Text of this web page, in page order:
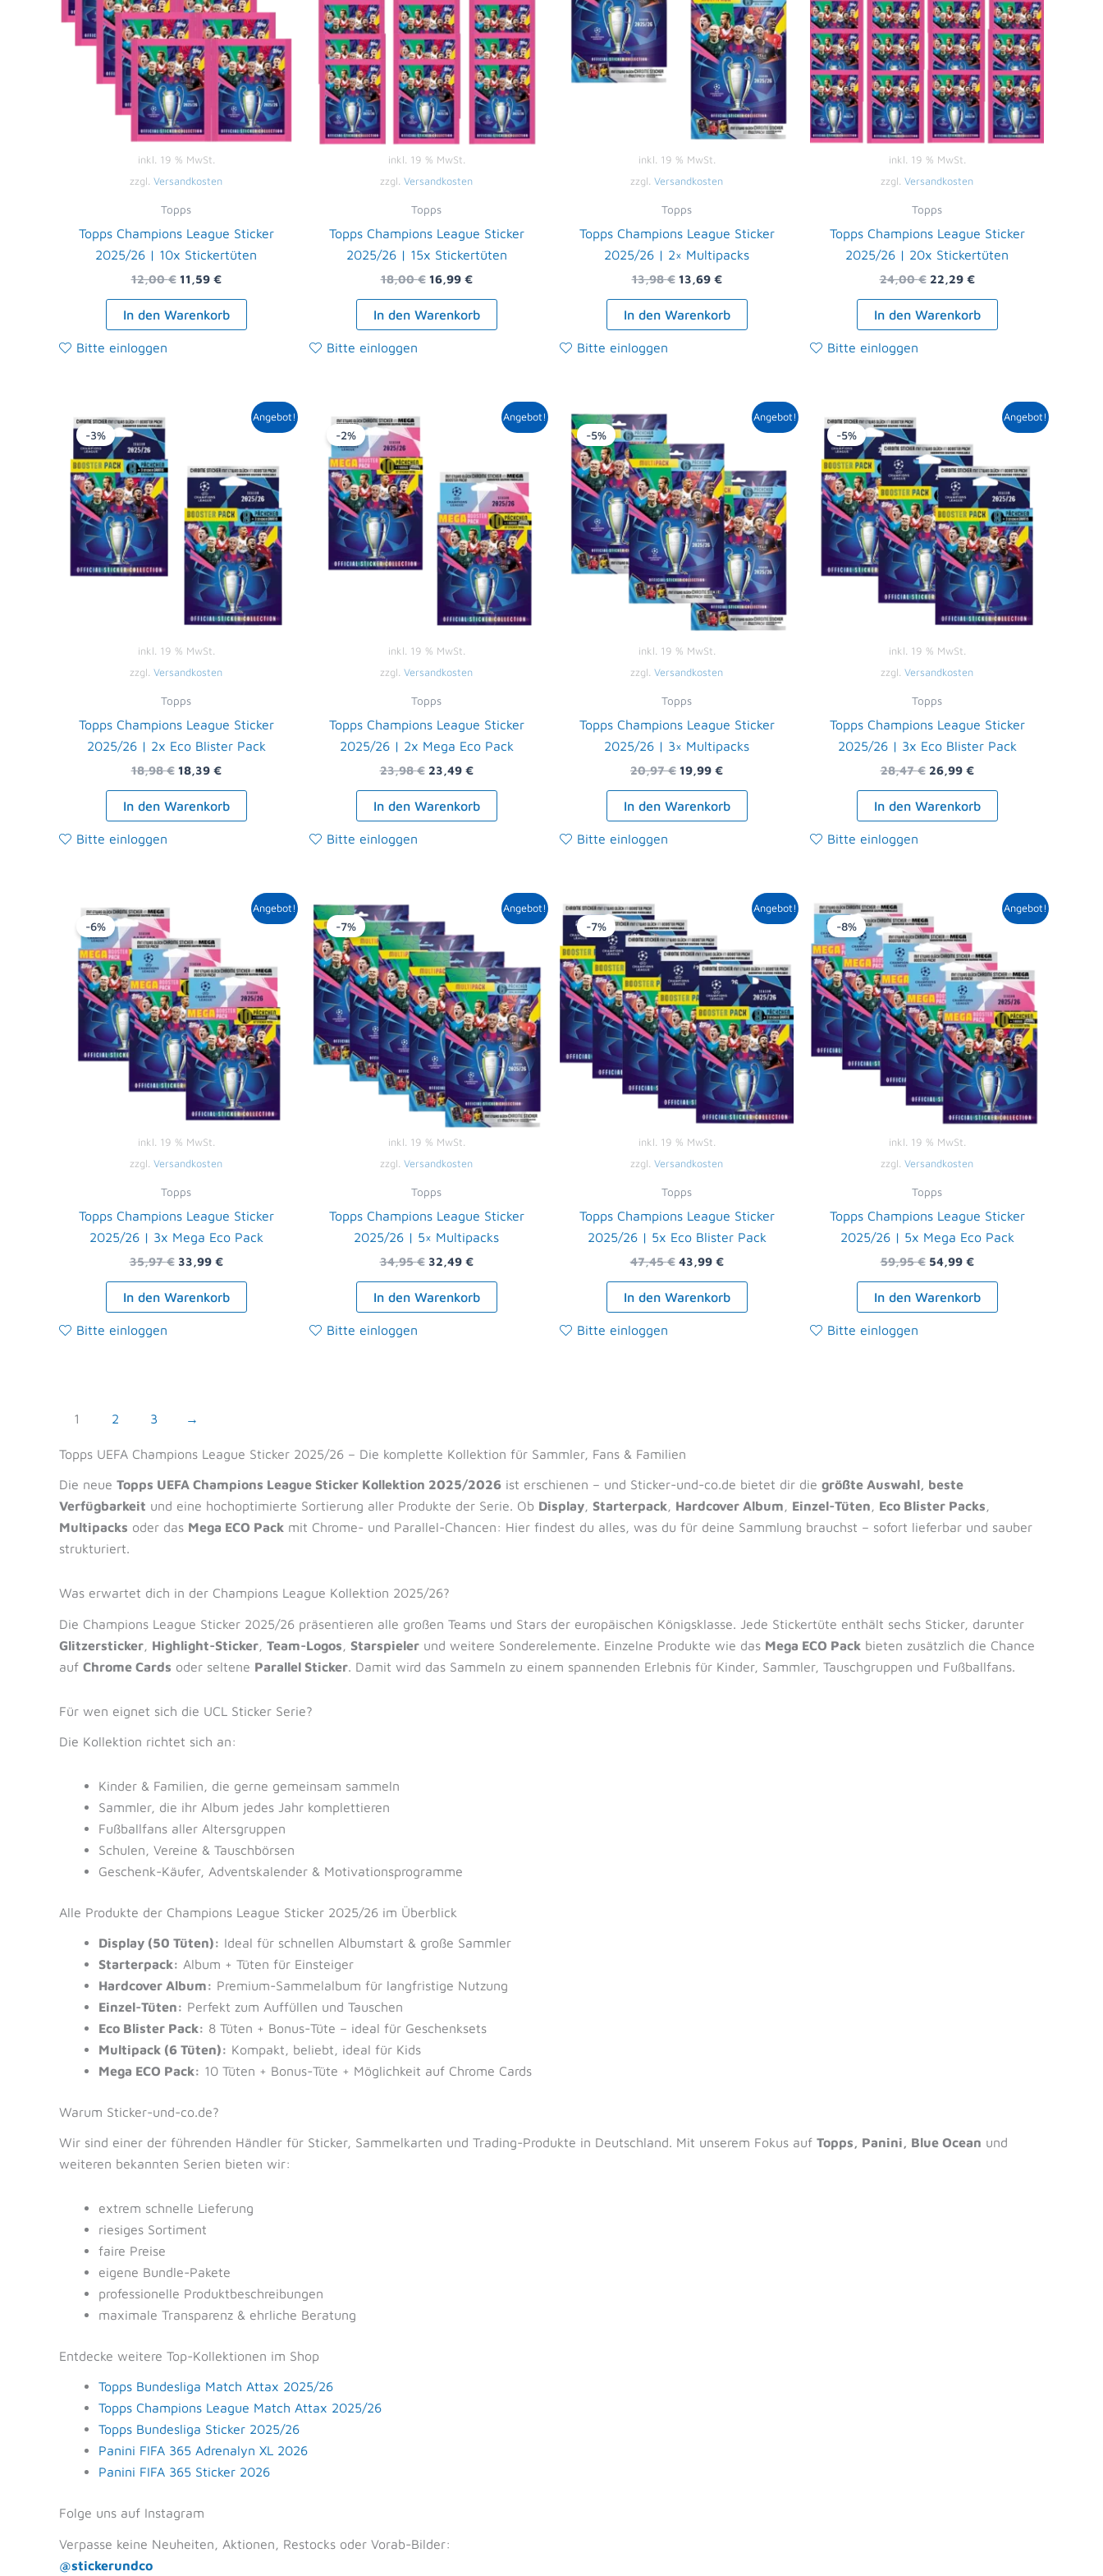
inkl. 19 % MwSt.
zzgl. Versandkosten
Topps
Topps Champions League Sticker
2025/26 | 10x Stickertüten
12,00€ 11,59 €
In den Warenkorb
Bitte einloggen
inkl. 19 % MwSt.
zzgl. Versandkosten
Topps
Topps Champions League Sticker
2025/26 | 15x Stickertüten
18,00€ 16,99 €
In den Warenkorb
Bitte einloggen
inkl. 19 % MwSt.
zzgl. Versandkosten
Topps
Topps Champions League Sticker
2025/26 | 2× Multipacks
13,98€ 13,69 €
In den Warenkorb
Bitte einloggen
inkl. 19 % MwSt.
zzgl. Versandkosten
Topps
Topps Champions League Sticker
2025/26 | 20x Stickertüten
24,00€ 22,29 €
In den Warenkorb
Bitte einloggen
Angebot!
-3%
inkl. 19 % MwSt.
zzgl. Versandkosten
Topps
Topps Champions League Sticker
2025/26 | 2x Eco Blister Pack
18,98€
Ursprünglicher
18,39 €
Aktueller
In den Warenkorb
Bitte einloggen
Angebot!
-2%
inkl. 19 % MwSt.
zzgl. Versandkosten
Topps
Topps Champions League Sticker
2025/26 | 2x Mega Eco Pack
23,98€
Ursprünglicher
23,49 €
Aktueller
In den Warenkorb
Bitte einloggen
Angebot!
-5%
inkl. 19 % MwSt.
zzgl. Versandkosten
Topps
Topps Champions League Sticker
2025/26 | 3× Multipacks
20,97€
Ursprünglicher
war:
20,97 €
19,99 €
Aktueller
ist:
19,99 €.
In den Warenkorb
Bitte einloggen
Angebot!
-5%
inkl. 19 % MwSt.
zzgl. Versandkosten
Topps
Topps Champions League Sticker
2025/26 | 3x Eco Blister Pack
28,47€
Ursprünglicher
war:
28,47 €
26,99 €
Aktueller
ist:
26,99 €.
In den Warenkorb
Bitte einloggen
Angebot!
-6%
inkl. 19 % MwSt.
zzgl. Versandkosten
Topps
Topps Champions League Sticker
2025/26 | 3x Mega Eco Pack
35,97€
Ursprünglicher
35,97 €
33,99 €
Aktueller
In den Warenkorb
Bitte einloggen
Angebot!
-7%
inkl. 19 % MwSt.
zzgl. Versandkosten
Topps
Topps Champions League Sticker
2025/26 | 5× Multipacks
34,95€
Ursprünglicher
Preis
war:
34,95 €
32,49 €
Aktueller
ist:
32,49 €.
In den Warenkorb
Bitte einloggen
Angebot!
-7%
inkl. 19 % MwSt.
zzgl. Versandkosten
Topps
Topps Champions League Sticker
2025/26 | 5x Eco Blister Pack
47,45€
Ursprünglicher
Preis
war:
47,45 €
43,99 €
Aktueller
43,99 €.
In den Warenkorb
Bitte einloggen
Angebot!
-8%
inkl. 19 % MwSt.
zzgl. Versandkosten
Topps
Topps Champions League Sticker
2025/26 | 5x Mega Eco Pack
59,95€
Ursprünglicher
Preis
war:
59,95 €
54,99 €
Aktueller
In den Warenkorb
Bitte einloggen
1 2 3 →
Topps UEFA Champions League Sticker 2025/26 – Die komplette Kollektion für Sammler, Fans & Familien
Die neue Topps UEFA Champions League Sticker Kollektion 2025/2026 ist erschienen – und Sticker-und-co.de bietet dir die größte Auswahl, beste
Verfügbarkeit und eine hochoptimierte Sortierung aller Produkte der Serie. Ob Display, Starterpack, Hardcover Album, Einzel-Tüten, Eco Blister Packs,
Multipacks oder das Mega ECO Pack mit Chrome- und Parallel-Chancen: Hier findest du alles, was du für deine Sammlung brauchst – sofort lieferbar und sauber
strukturiert.
Was erwartet dich in der Champions League Kollektion 2025/26?
Die Champions League Sticker 2025/26 präsentieren alle großen Teams und Stars der europäischen Königsklasse. Jede Stickertüte enthält sechs Sticker, darunter
Glitzersticker, Highlight-Sticker, Team-Logos, Starspieler und weitere Sonderelemente. Einzelne Produkte wie das Mega ECO Pack bieten zusätzlich die Chance
auf Chrome Cards oder seltene Parallel Sticker. Damit wird das Sammeln zu einem spannenden Erlebnis für Kinder, Sammler, Tauschgruppen und Fußballfans.
Für wen eignet sich die UCL Sticker Serie?
Die Kollektion richtet sich an:
Kinder & Familien, die gerne gemeinsam sammeln
Sammler, die ihr Album jedes Jahr komplettieren
Fußballfans aller Altersgruppen
Schulen, Vereine & Tauschbörsen
Geschenk-Käufer, Adventskalender & Motivationsprogramme
Alle Produkte der Champions League Sticker 2025/26 im Überblick
Display (50 Tüten): Ideal für schnellen Albumstart & große Sammler
Starterpack: Album + Tüten für Einsteiger
Hardcover Album: Premium-Sammelalbum für langfristige Nutzung
Einzel-Tüten: Perfekt zum Auffüllen und Tauschen
Eco Blister Pack: 8 Tüten + Bonus-Tüte – ideal für Geschenksets
Multipack (6 Tüten): Kompakt, beliebt, ideal für Kids
Mega ECO Pack: 10 Tüten + Bonus-Tüte + Möglichkeit auf Chrome Cards
Warum Sticker-und-co.de?
Wir sind einer der führenden Händler für Sticker, Sammelkarten und Trading-Produkte in Deutschland. Mit unserem Fokus auf Topps, Panini, Blue Ocean und
weiteren bekannten Serien bieten wir:
extrem schnelle Lieferung
riesiges Sortiment
faire Preise
eigene Bundle-Pakete
professionelle Produktbeschreibungen
maximale Transparenz & ehrliche Beratung
Entdecke weitere Top-Kollektionen im Shop
Topps Bundesliga Match Attax 2025/26
Topps Champions League Match Attax 2025/26
Topps Bundesliga Sticker 2025/26
Panini FIFA 365 Adrenalyn XL 2026
Panini FIFA 365 Sticker 2026
Folge uns auf Instagram
Verpasse keine Neuheiten, Aktionen, Restocks oder Vorab-Bilder:
@stickerundco